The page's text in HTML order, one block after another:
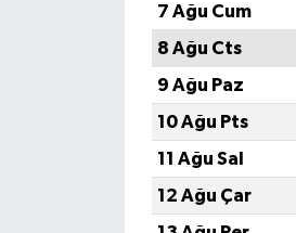
7 Ağu Cum
8 Ağu Cts
9 Ağu Paz
10 Ağu Pts
11 Ağu Sal
12 Ağu Çar